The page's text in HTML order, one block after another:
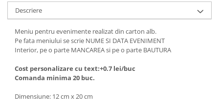
Descriere
Meniu pentru evenimente realizat din carton alb.
Pe fata meniului se scrie NUME SI DATA EVENIMENT
Interior, pe o parte MANCAREA si pe o parte BAUTURA
Cost personalizare cu text:+0.7 lei/buc
Comanda minima 20 buc.
Dimensiune: 12 cm x 20 cm